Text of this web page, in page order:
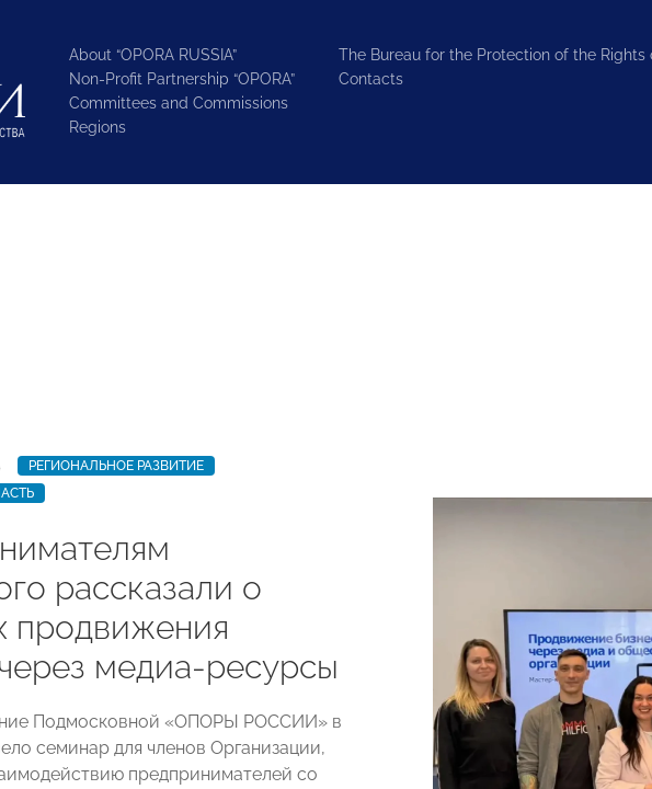
About “OPORA RUSSIA”
Non-Profit Partnership “OPORA”
Committees and Commissions
Regions
The Bureau for the Protection of the Rights
Contacts
РЕГИОНАЛЬНОЕ РАЗВИТИЕ
рассказали о
продвижения
медиа-ресурсы
Подмосковной «ОПОРЫ РОССИИ» в
семинар для членов Организации,
предпринимателей со